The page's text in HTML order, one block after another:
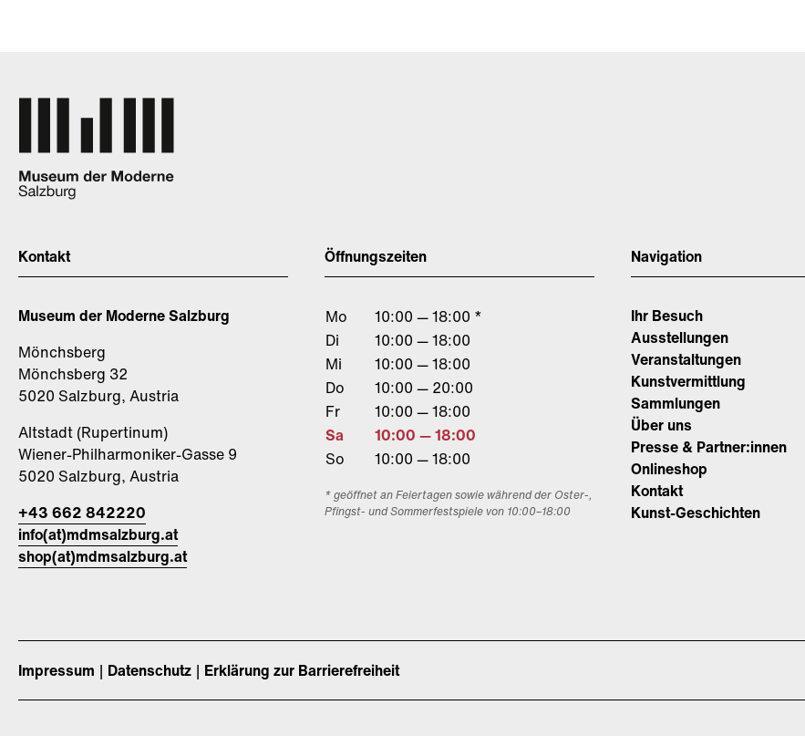
Kontakt
Museum der Moderne Salzburg
Mönchsberg
Mönchsberg 32
5020 Salzburg, Austria
Altstadt (Rupertinum)
Wiener-Philharmoniker-Gasse 9
5020 Salzburg, Austria
+43 662 842220
info(at)mdmsalzburg.at
shop(at)mdmsalzburg.at
Öffnungszeiten
Mo
10:00 — 18:00 *
Di
10:00 — 18:00
Mi
10:00 — 18:00
Do
10:00 — 20:00
Fr
10:00 — 18:00
Sa
10:00 — 18:00
So
10:00 — 18:00
* geöffnet an Feiertagen sowie während der Oster-,
Pfingst- und Sommerfestspiele von 10:00–18:00
Navigation
Ihr Besuch
Ausstellungen
Veranstaltungen
Kunstvermittlung
Sammlungen
Über uns
Presse & Partner:innen
Onlineshop
Kontakt
Kunst-Geschichten
Impressum Datenschutz Erklärung zur Barrierefreiheit